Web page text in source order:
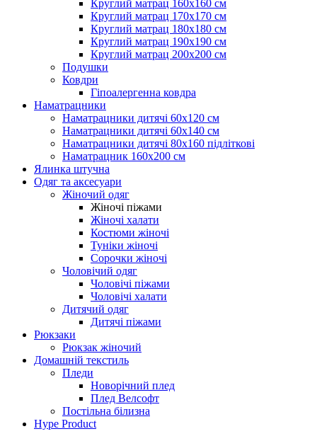
Круглий матрац 160х160 см
Круглий матрац 170х170 см
Круглий матрац 180х180 см
Круглий матрац 190х190 см
Круглий матрац 200х200 см
Подушки
Ковдри
Гіпоалергенна ковдра
Наматрацники
Наматрацники дитячі 60х120 см
Наматрацники дитячі 60х140 см
Наматрацники дитячі 80х160 підліткові
Наматрацник 160х200 см
Ялинка штучна
Одяг та аксесуари
Жіночий одяг
Жіночі піжами
Жіночі халати
Костюми жіночі
Туніки жіночі
Сорочки жіночі
Чоловічий одяг
Чоловічі піжами
Чоловічі халати
Дитячий одяг
Дитячі піжами
Рюкзаки
Рюкзак жіночий
Домашній текстиль
Пледи
Новорічний плед
Плед Велсофт
Постільна білизна
Hype Product